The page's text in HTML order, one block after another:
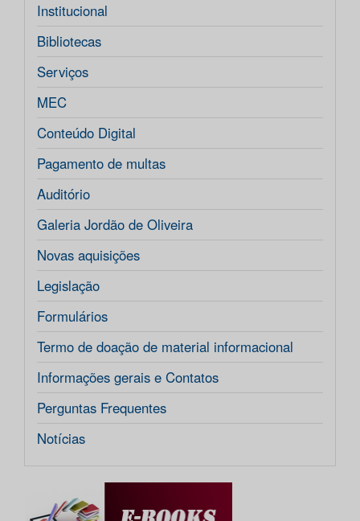
Institucional
Bibliotecas
Serviços
MEC
Conteúdo Digital
Pagamento de multas
Auditório
Galeria Jordão de Oliveira
Novas aquisições
Legislação
Formulários
Termo de doação de material informacional
Informações gerais e Contatos
Perguntas Frequentes
Notícias